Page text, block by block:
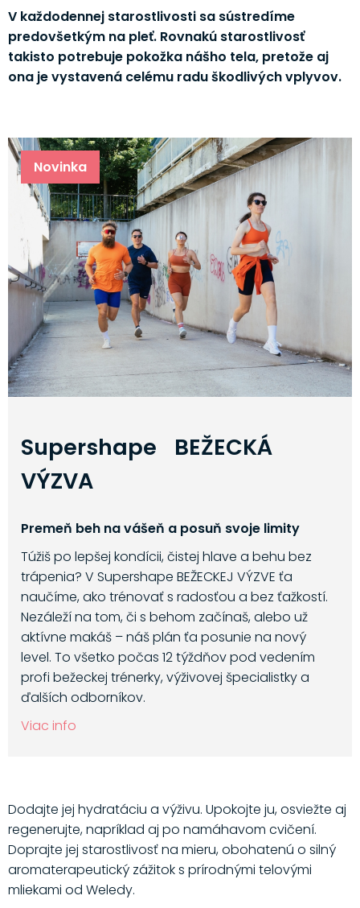
V každodennej starostlivosti sa sústredíme
predovšetkým na pleť. Rovnakú starostlivosť
takisto potrebuje pokožka nášho tela, pretože aj
ona je vystavená celému radu škodlivých vplyvov.
Novinka
Supershape BEŽECKÁ
VÝZVA
Premeň beh na vášeň a posuň svoje limity
Túžiš po lepšej kondícii, čistej hlave a behu bez
trápenia? V Supershape BEŽECKEJ VÝZVE ťa
naučíme, ako trénovať s radosťou a bez ťažkostí.
Nezáleží na tom, či s behom začínaš, alebo už
aktívne makáš – náš plán ťa posunie na nový
level. To všetko počas 12 týždňov pod vedením
profi bežeckej trénerky, výživovej špecialistky a
ďalších odborníkov.
Viac info
Dodajte jej hydratáciu a výživu. Upokojte ju, osviežte aj
regenerujte, napríklad aj po namáhavom cvičení.
Doprajte jej starostlivosť na mieru, obohatenú o silný
aromaterapeutický zážitok s prírodnými telovými
mliekami od Weledy.